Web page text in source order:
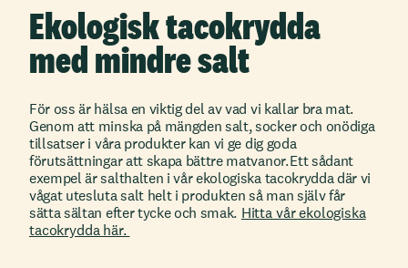
Ekologisk tacokrydda
med mindre salt
För oss är hälsa en viktig del av vad vi kallar bra mat.
Genom att minska på mängden salt, socker och onödiga
tillsatser i våra produkter kan vi ge dig goda
förutsättningar att skapa bättre matvanor. Ett sådant
exempel är salthalten i vår ekologiska tacokrydda där vi
vågat utesluta salt helt i produkten så man själv får
sätta sältan efter tycke och smak. Hitta vår ekologiska
tacokrydda här.